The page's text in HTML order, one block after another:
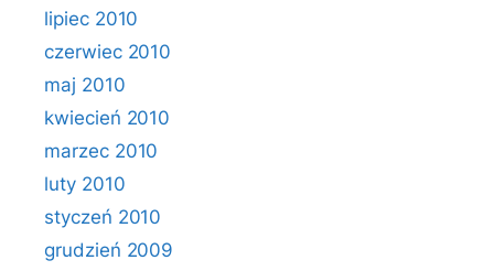
lipiec 2010
czerwiec 2010
maj 2010
kwiecień 2010
marzec 2010
luty 2010
styczeń 2010
grudzień 2009